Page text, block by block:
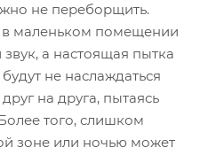
не переборщить.
маленьком помещении
а настоящая пытка
не наслаждаться
на друга, пытаясь
того, слишком
зоне или ночью может